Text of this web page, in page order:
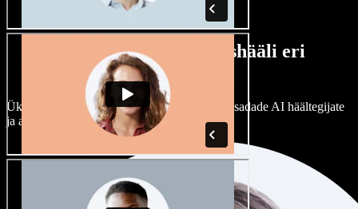
Lai valik mees- ja naishääli eri
aktsentidega
Ükski projekt ei pea kõlama ühtemoodi. Vali sadade AI häältegijate
ja aktsentide hulgast ning kohanda neid.